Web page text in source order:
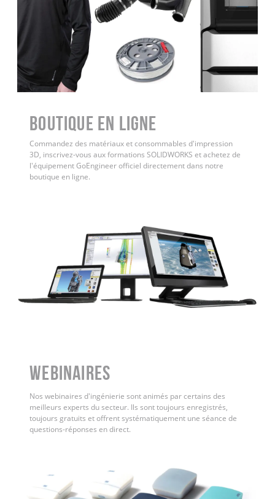
Boutique en ligne
Commandez des matériaux et consommables d'impression
3D, inscrivez-vous aux formations SOLIDWORKS et achetez de
l'équipement GoEngineer officiel directement dans notre
boutique en ligne.
WEBINAIRES
Nos webinaires d'ingénierie sont animés par certains des
meilleurs experts du secteur. Ils sont toujours enregistrés,
toujours gratuits et offrent systématiquement une séance de
questions-réponses en direct.